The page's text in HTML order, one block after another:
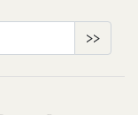
>>